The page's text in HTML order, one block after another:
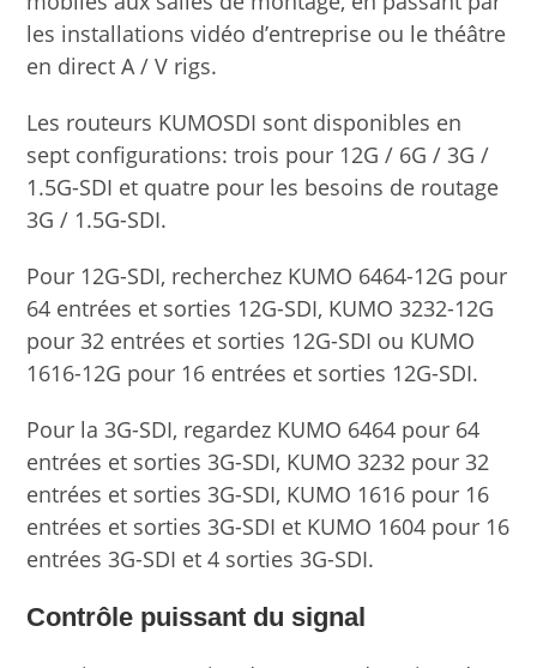
les installations vidéo d’entreprise ou le théâtre
en direct A / V rigs.
Les routeurs KUMOSDI sont disponibles en
sept configurations: trois pour 12G / 6G / 3G /
1.5G-SDI et quatre pour les besoins de routage
3G / 1.5G-SDI.
Pour 12G-SDI, recherchez KUMO 6464-12G pour
64 entrées et sorties 12G-SDI, KUMO 3232-12G
pour 32 entrées et sorties 12G-SDI ou KUMO
1616-12G pour 16 entrées et sorties 12G-SDI.
Pour la 3G-SDI, regardez KUMO 6464 pour 64
entrées et sorties 3G-SDI, KUMO 3232 pour 32
entrées et sorties 3G-SDI, KUMO 1616 pour 16
entrées et sorties 3G-SDI et KUMO 1604 pour 16
entrées 3G-SDI et 4 sorties 3G-SDI.
Contrôle puissant du signal